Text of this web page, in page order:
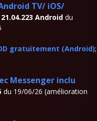
TV/ iOS/
Android du
gratuitement (Android);
Messenger inclu
du 19/06/26 (amélioration